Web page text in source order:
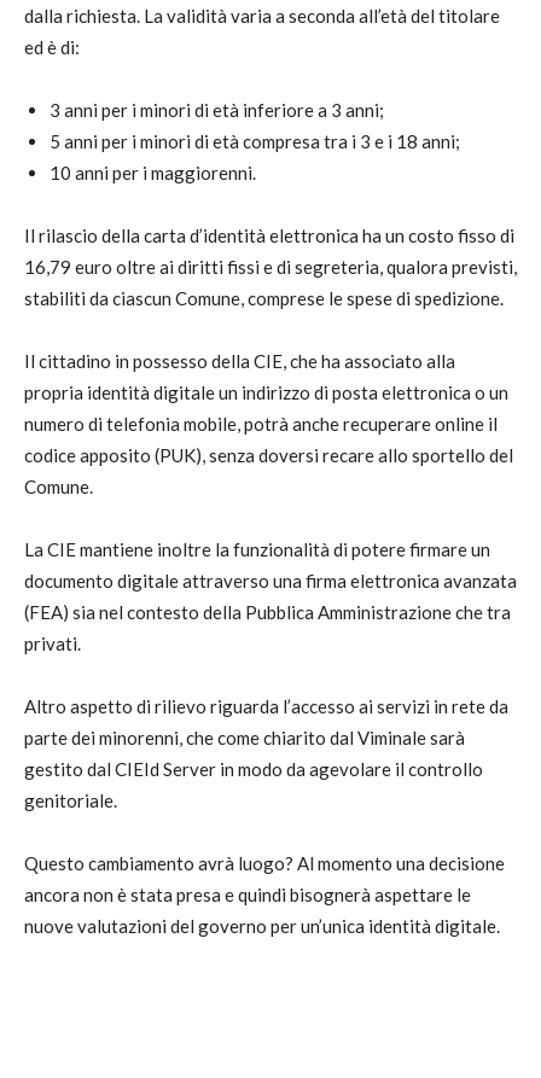
dalla richiesta. La validità varia a seconda all’età del titolare
ed è di:
3 anni per i minori di età inferiore a 3 anni;
5 anni per i minori di età compresa tra i 3 e i 18 anni;
10 anni per i maggiorenni.
Il rilascio della carta d’identità elettronica ha un costo fisso di
16,79 euro oltre ai diritti fissi e di segreteria, qualora previsti,
stabiliti da ciascun Comune, comprese le spese di spedizione.
Il cittadino in possesso della CIE, che ha associato alla
propria identità digitale un indirizzo di posta elettronica o un
numero di telefonia mobile, potrà anche recuperare online il
codice apposito (PUK), senza doversi recare allo sportello del
Comune.
La CIE mantiene inoltre la funzionalità di potere firmare un
documento digitale attraverso una firma elettronica avanzata
(FEA) sia nel contesto della Pubblica Amministrazione che tra
privati.
Altro aspetto di rilievo riguarda l’accesso ai servizi in rete da
parte dei minorenni, che come chiarito dal Viminale sarà
gestito dal CIEId Server in modo da agevolare il controllo
genitoriale.
Questo cambiamento avrà luogo? Al momento una decisione
ancora non è stata presa e quindi bisognerà aspettare le
nuove valutazioni del governo per un’unica identità digitale.